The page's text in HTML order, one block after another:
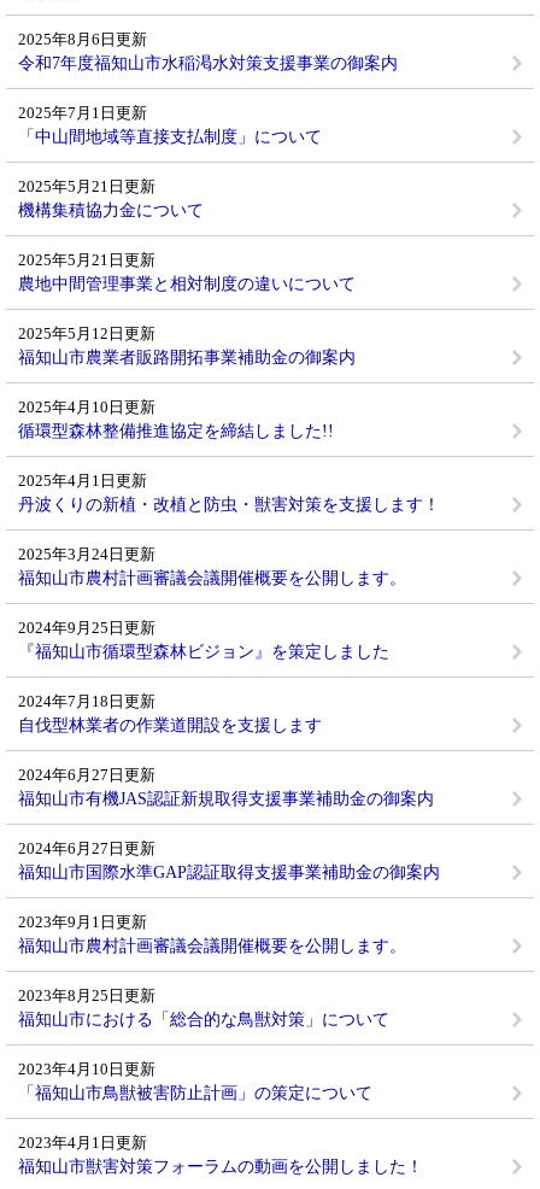
2025年8月6日更新
令和7年度福知山市水稲渇水対策支援事業の御案内
2025年7月1日更新
「中山間地域等直接支払制度」について
2025年5月21日更新
機構集積協力金について
2025年5月21日更新
農地中間管理事業と相対制度の違いについて
2025年5月12日更新
福知山市農業者販路開拓事業補助金の御案内
2025年4月10日更新
循環型森林整備推進協定を締結しました!!
2025年4月1日更新
丹波くりの新植・改植と防虫・獣害対策を支援します！
2025年3月24日更新
福知山市農村計画審議会議開催概要を公開します。
2024年9月25日更新
『福知山市循環型森林ビジョン』を策定しました
2024年7月18日更新
自伐型林業者の作業道開設を支援します
2024年6月27日更新
福知山市有機JAS認証新規取得支援事業補助金の御案内
2024年6月27日更新
福知山市国際水準GAP認証取得支援事業補助金の御案内
2023年9月1日更新
福知山市農村計画審議会議開催概要を公開します。
2023年8月25日更新
福知山市における「総合的な鳥獣対策」について
2023年4月10日更新
「福知山市鳥獣被害防止計画」の策定について
2023年4月1日更新
福知山市獣害対策フォーラムの動画を公開しました！